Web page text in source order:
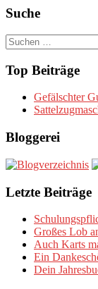
Suche
Suchen
nach:
Top Beiträge
Gefälschter
Bloggerei
Letzte Beiträge
Großes Lob
Auch Karts
Ein
Dein